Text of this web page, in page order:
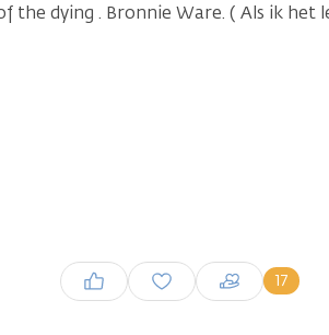
the dying . Bronnie Ware. ( Als ik het
17
Inloggen om een reactie te
plaatsen